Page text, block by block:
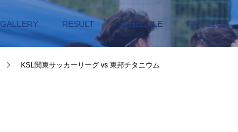
GALLERY RESULT SCHEDULE FAN CLUB
KSL関東サッカーリーグ vs 東邦チタニウム